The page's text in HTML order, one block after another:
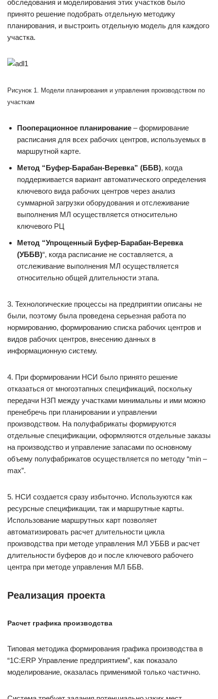
обследования и моделирования этих участков было
принято решение подобрать отдельную методику
планирования, и выстроить отдельную модель для каждого
участка.
Рисунок 1. Модели планирования и управления производством по
участкам
Пооперационное планирование – формирование
расписания для всех рабочих центров, используемых в
маршрутной карте.
Метод “Буфер-Барабан-Веревка” (ББВ), когда
поддерживается вариант автоматического определения
ключевого вида рабочих центров через анализ
суммарной загрузки оборудования и отслеживание
выполнения МЛ осуществляется относительно
ключевого РЦ
Метод “Упрощенный Буфер-Барабан-Веревка
(УББВ)“, когда расписание не составляется, а
отслеживание выполнения МЛ осуществляется
относительно общей длительности этапа.
3. Технологические процессы на предприятии описаны не
были, поэтому была проведена серьезная работа по
нормированию, формированию списка рабочих центров и
видов рабочих центров, внесению данных в
информационную систему.
4. При формировании НСИ было принято решение
отказаться от многоэтапных спецификаций, поскольку
передачи НЗП между участками минимальны и ими можно
пренебречь при планировании и управлении
производством. На полуфабрикаты формируются
отдельные спецификации, оформляются отдельные заказы
на производство и управление запасами по основному
объему полуфабрикатов осуществляется по методу “min –
max”.
5. НСИ создается сразу избыточно. Используются как
ресурсные спецификации, так и маршрутные карты.
Использование маршрутных карт позволяет
автоматизировать расчет длительности цикла
производства при методе управления МЛ УББВ и расчет
длительности буферов до и после ключевого рабочего
центра при методе управления МЛ ББВ.
Реализация проекта
Расчет графика производства
Типовая методика формирования графика производства в
“1С:ERP Управление предприятием”, как показало
моделирование, оказалась применимой только частично.